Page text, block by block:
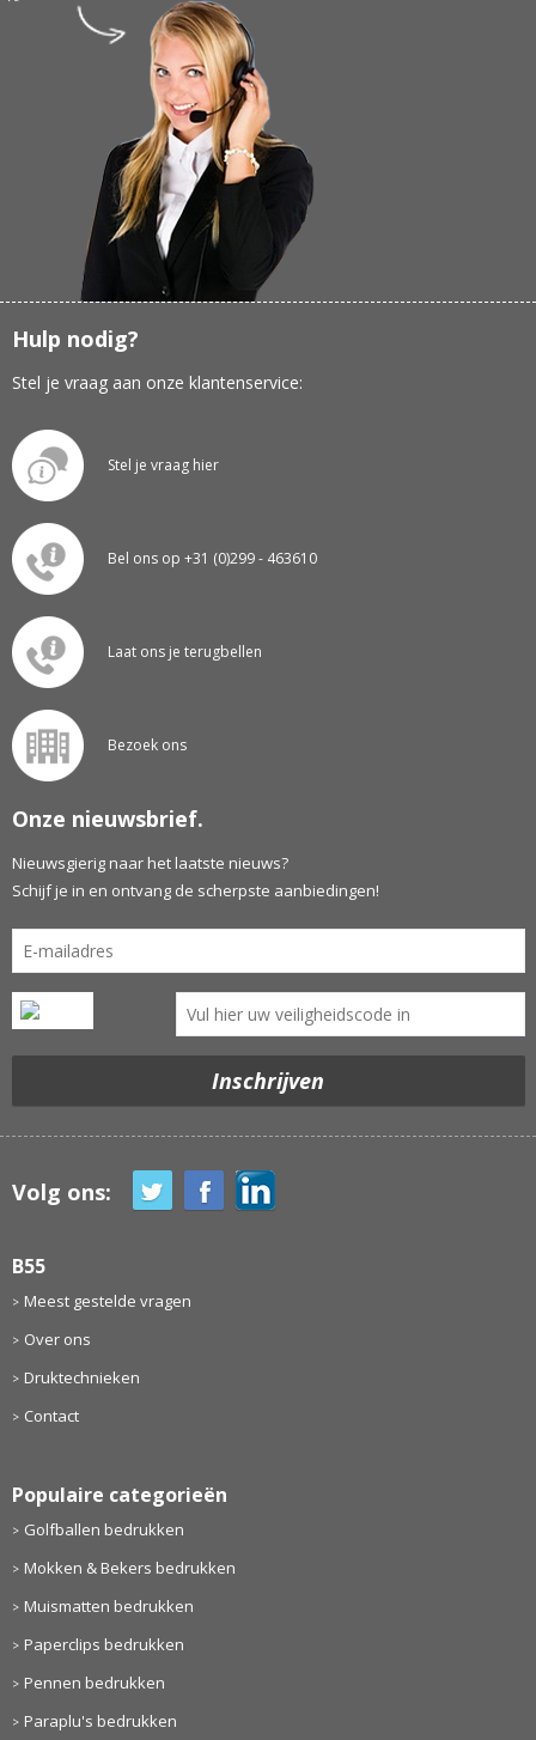
Hulp nodig?
Stel je vraag aan onze klantenservice:
Stel je vraag hier
Bel ons op +31 (0)299 - 463610
Laat ons je terugbellen
Bezoek ons
Onze nieuwsbrief.
Nieuwsgierig naar het laatste nieuws?
Schijf je in en ontvang de scherpste aanbiedingen!
Volg ons:
B55
Meest gestelde vragen
Over ons
Druktechnieken
Contact
Populaire categorieën
Golfballen bedrukken
Mokken & Bekers bedrukken
Muismatten bedrukken
Paperclips bedrukken
Pennen bedrukken
Paraplu's bedrukken